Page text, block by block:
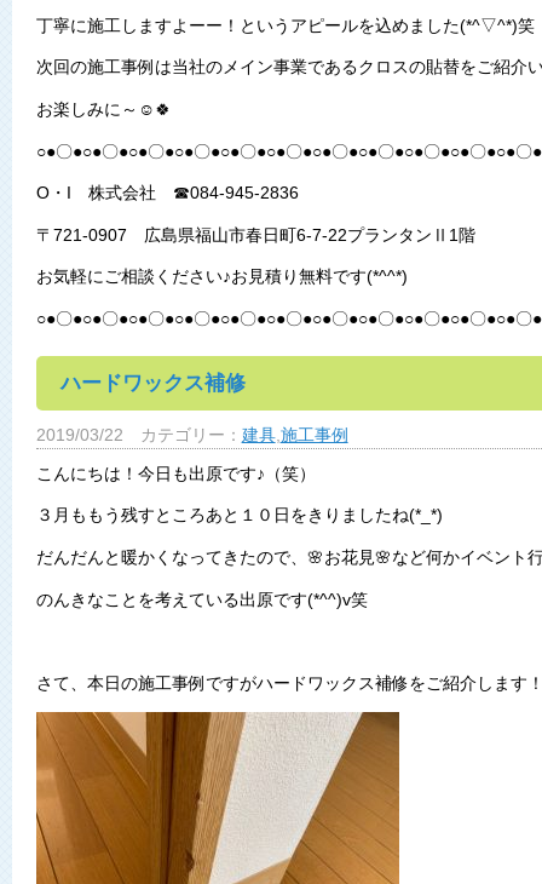
丁寧に施工しますよーー！というアピールを込めました(*^▽^*)笑
次回の施工事例は当社のメイン事業であるクロスの貼替をご紹介
お楽しみに～☺🍀
○●〇●○●〇●○●〇●○●〇●○●〇●○●〇●○●〇●○●〇●○●〇●○●〇●○●〇●
O・I 株式会社 ☎084-945-2836
〒721-0907 広島県福山市春日町6-7-22プランタンⅡ1階
お気軽にご相談ください♪お見積り無料です(*^^*)
○●〇●○●〇●○●〇●○●〇●○●〇●○●〇●○●〇●○●〇●○●〇●○●〇●○●〇●
ハードワックス補修
2019/03/22 カテゴリー： 建具, 施工事例
こんにちは！今日も出原です♪（笑）
３月ももう残すところあと１０日をきりましたね(*_*)
だんだんと暖かくなってきたので、🌸お花見🌸など何かイベント
のんきなことを考えている出原です(*^^)v笑
さて、本日の施工事例ですがハードワックス補修をご紹介します